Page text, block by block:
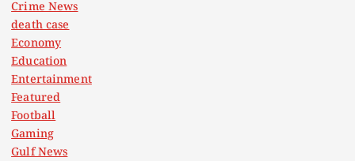
Crime News
death case
Economy
Education
Entertainment
Featured
Football
Gaming
Gulf News